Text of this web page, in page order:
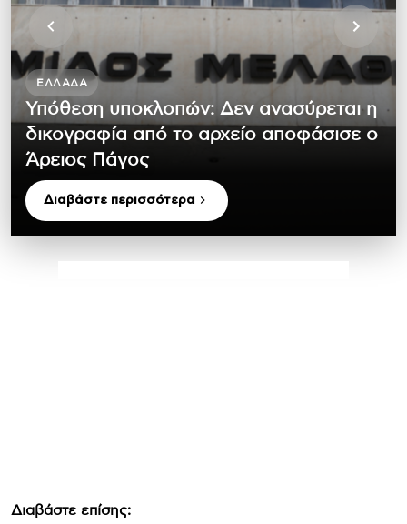
ΕΛΛΆΔΑ
Υπόθεση υποκλοπών: Δεν ανασύρεται η
δικογραφία από το αρχείο αποφάσισε ο
Άρειος Πάγος
Διαβάστε περισσότερα
Διαβάστε επίσης: